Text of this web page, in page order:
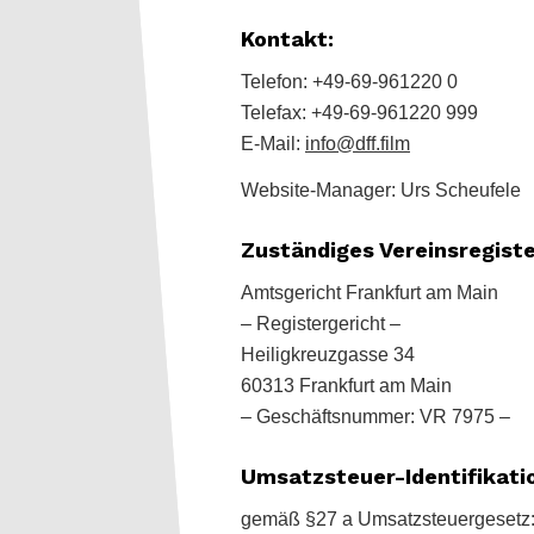
Kontakt:
Telefon: +49-69-961220 0
Telefax: +49-69-961220 999
E-Mail: info@dff.film
Website-Manager: Urs Scheufele
Zuständiges
Amtsgericht Frankfurt am Main
– Registergericht –
Heiligkreuzgasse 34
60313 Frankfurt am Main
– Geschäftsnummer: VR 7975 –
Umsatzsteuer-
gemäß §27 a Umsatzsteuergesetz: